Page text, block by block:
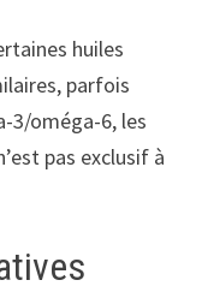
huiles
parfois
3/oméga-6, les
pas exclusif à